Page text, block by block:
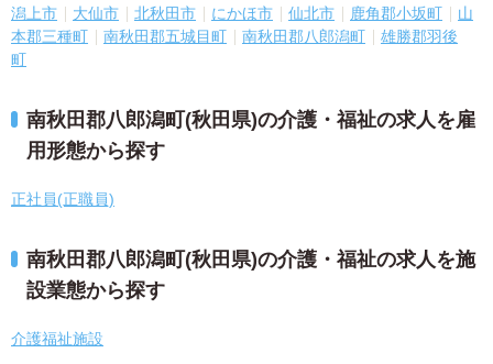
潟上市
大仙市 北秋田市 にかほ市 仙北市 鹿角郡小坂町
山
本郡三種町
南秋田郡五城目町 南秋田郡八郎潟町
雄勝郡羽後
町
南秋田郡八郎潟町(秋田県)の介護・福祉の求人を雇
用形態から探す
正社員(正職員)
南秋田郡八郎潟町(秋田県)の介護・福祉の求人を施
設業態から探す
介護福祉施設